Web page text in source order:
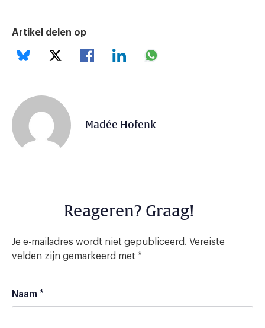
Artikel delen op
Madée Hofenk
Reageren? Graag!
Je e-mailadres wordt niet gepubliceerd. Vereiste
velden zijn gemarkeerd met *
Naam *